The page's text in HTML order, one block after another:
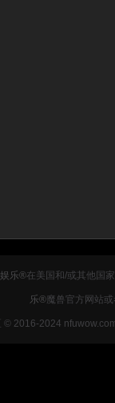
乐®在美国和/或其他国
乐®魔兽官方网站
© 2016-2024